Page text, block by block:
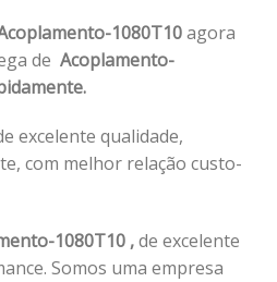
1080T10agora
de Acoplamento-
excelente qualidade,
com melhor relação custo-
1080T10 ,de excelente
Somos uma empresa